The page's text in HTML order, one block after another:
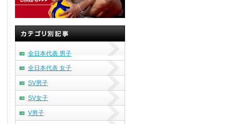
全日本代表 男子
全日本代表 女子
SV男子
SV女子
V男子